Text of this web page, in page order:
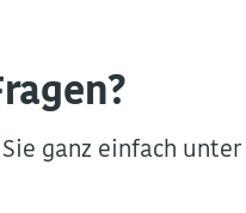
ganz einfach unter